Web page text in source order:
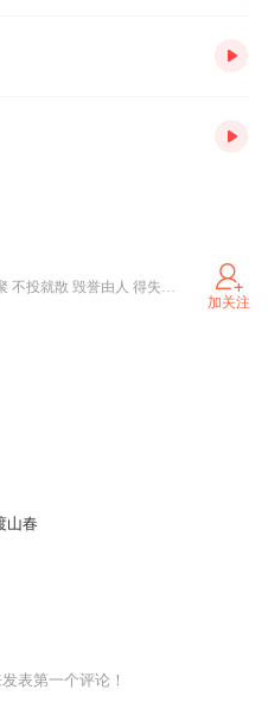
得见佳作 与君共赏 投缘便聚 不投就散 毁誉由人 得失不论
加关注
山春
表第一个评论！